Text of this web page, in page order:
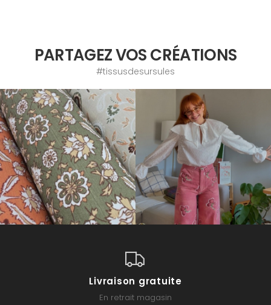
PARTAGEZ VOS CRÉATIONS
#tissusdesursules
Livraison gratuite
En retrait magasin